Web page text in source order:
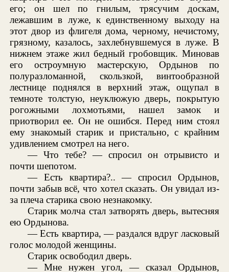
его; он шел по гнилым, трясучим доскам,
лежавшим в луже, к единственному выходу на
этот двор из флигеля дома, черному, нечистому,
грязному, казалось, захлебнувшемуся в луже. В
нижнем этаже жил бедный гробовщик. Миновав
его остроумную мастерскую, Ордынов по
полуразломанной, скользкой, винтообразной
лестнице поднялся в верхний этаж, ощупал в
темноте толстую, неуклюжую дверь, покрытую
рогожными лохмотьями, нашел замок и
приотворил ее. Он не ошибся. Перед ним стоял
ему знакомый старик и пристально, с крайним
удивлением смотрел на него.
— Что тебе? — спросил он отрывисто и
почти шепотом.
— Есть квартира?.. — спросил Ордынов,
почти забыв всё, что хотел сказать. Он увидал из-
за плеча старика свою незнакомку.
Старик молча стал затворять дверь, вытесняя
ею Ордынова.
— Есть квартира, — раздался вдруг ласковый
голос молодой женщины.
Старик освободил дверь.
— Мне нужен угол, — сказал Ордынов,